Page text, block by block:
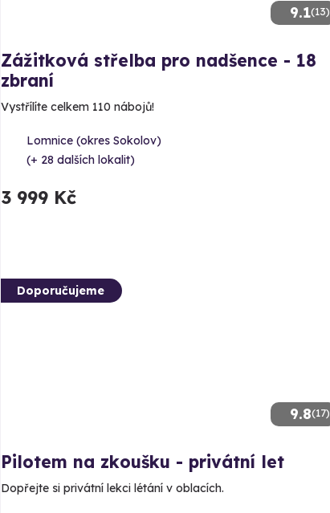
9.1(13)
Zážitková střelba pro nadšence - 18
zbraní
Vystřílíte celkem 110 nábojů!
Lomnice (okres Sokolov)
(+ 28 dalších lokalit)
3 999 Kč
9.8(17)
Doporučujeme
Pilotem na zkoušku - privátní let
Dopřejte si privátní lekci létání v oblacích.